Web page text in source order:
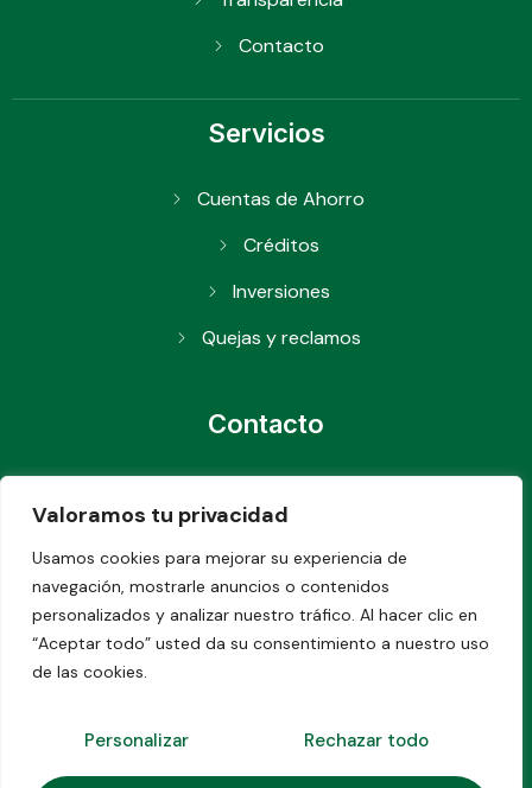
Valoramos tu privacidad
Usamos cookies para mejorar su experiencia de
navegación, mostrarle anuncios o contenidos
personalizados y analizar nuestro tráfico. Al hacer clic en
“Aceptar todo” usted da su consentimiento a nuestro uso
de las cookies.
Personalizar Rechazar todo
Contacto
Servicios
Cuentas de Ahorro
Créditos
Inversiones
Quejas y reclamos
Contacto
0982655389
Lunes a viernes
de 8am- 17 pm